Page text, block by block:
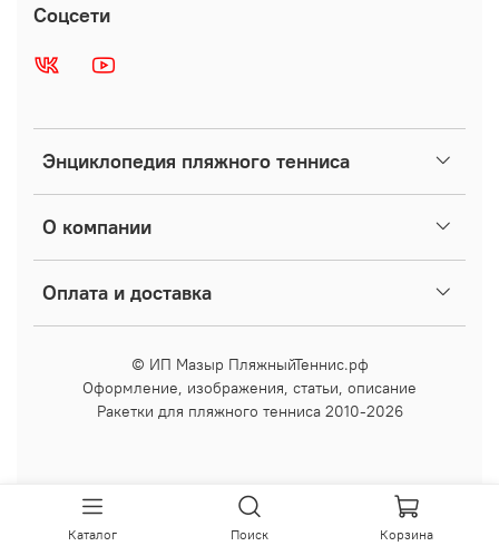
Энциклопедия пляжного тенниса
О компании
Оплата и доставка
Соцсети
© ИП Мазыр ПляжныйТеннис.рф
Оформление, изображения, статьи, описание
Ракетки для пляжного тенниса 2010-2026
Каталог Поиск Корзина